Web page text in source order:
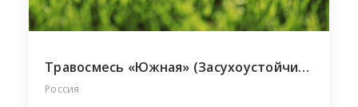
Травосмесь «Южная» (Засухоустойчивая)
Россия